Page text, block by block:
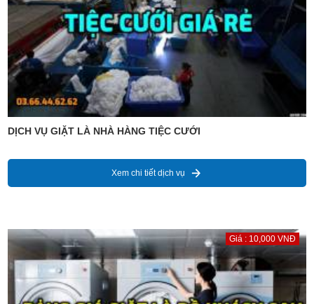
DỊCH VỤ GIẶT LÀ NHÀ HÀNG TIỆC CƯỚI
Xem chi tiết dịch vụ
Giá : 10,000 VNĐ